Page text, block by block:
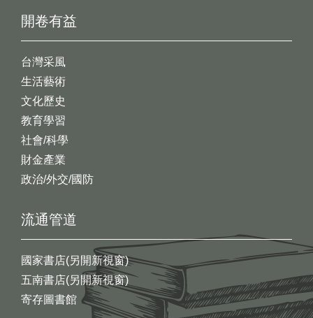
開卷有益
台灣采風
生活藝術
文化歷史
教育學習
社會/科學
財金產業
政治/外交/國防
流通管道
國家書店(另開新視窗)
五南書店(另開新視窗)
寄存圖書館